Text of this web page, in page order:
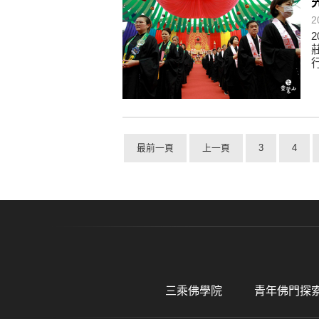
最前一頁 上一頁 3 4
三乘佛學院 青年佛門探